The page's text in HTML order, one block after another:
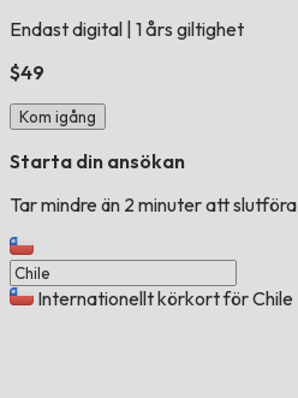
Endast digital 1 års giltighet
$49
Kom igång
Starta din ansökan
Tar mindre än 2 minuter att slutföra
Internationellt körkort för Chile